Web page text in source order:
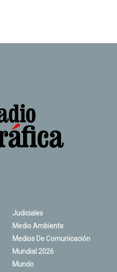
Judiciales
Medio Ambiente
Medios De Comunicación
Mundial 2026
Mundo